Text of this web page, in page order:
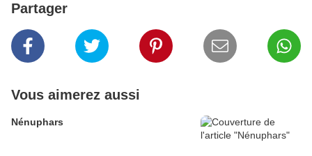
Partager
Vous aimerez aussi
Nénuphars